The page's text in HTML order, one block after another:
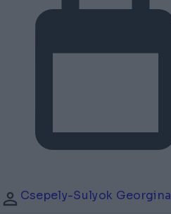
Csepely-Sulyok Georgina